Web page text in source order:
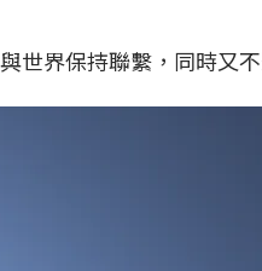
界保持聯繫，同時又